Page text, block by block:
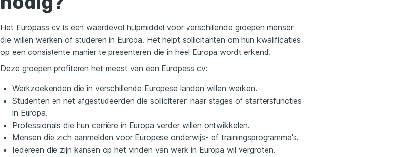
Het Europass cv is een waardevol hulpmiddel voor verschillende groepen mensen
die willen werken of studeren in Europa. Het helpt sollicitanten om hun kwalificaties
op een consistente manier te presenteren die in heel Europa wordt erkend.
Deze groepen profiteren het meest van een Europass cv:
Werkzoekenden die in verschillende Europese landen willen werken.
Studenten en net afgestudeerden die solliciteren naar stages of startersfuncties
in Europa.
Professionals die hun carrière in Europa verder willen ontwikkelen.
Mensen die zich aanmelden voor Europese onderwijs- of trainingsprogramma's.
Iedereen die zijn kansen op het vinden van werk in Europa wil vergroten.